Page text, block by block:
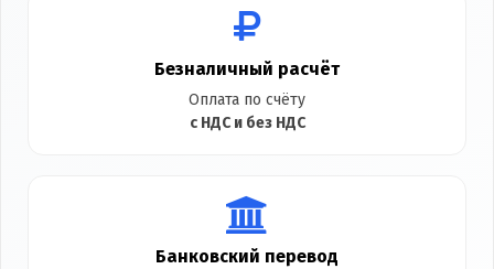
Безналичный расчёт
Оплата по счёту
с НДС и без НДС
Банковский перевод